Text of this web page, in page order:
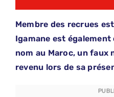
Membre des recrues
Igamane est
nom au Maroc, un faux
revenu lors de sa